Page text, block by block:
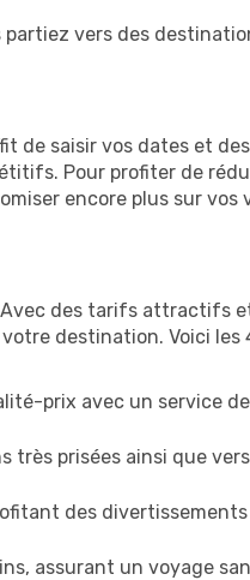
vers des
de saisir vos dates et
Pour profiter de
encore plus sur
Avec des tarifs attractifs
destination. Voici les
prix avec un service
très prisées ainsi que
des
assurant un voyage